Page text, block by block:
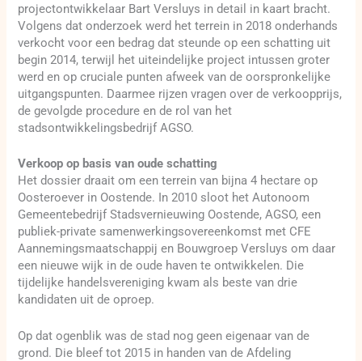
projectontwikkelaar Bart Versluys in detail in kaart bracht.
Volgens dat onderzoek werd het terrein in 2018 onderhands
verkocht voor een bedrag dat steunde op een schatting uit
begin 2014, terwijl het uiteindelijke project intussen groter
werd en op cruciale punten afweek van de oorspronkelijke
uitgangspunten. Daarmee rijzen vragen over de verkoopprijs,
de gevolgde procedure en de rol van het
stadsontwikkelingsbedrijf AGSO.
Verkoop op basis van oude schatting
Het dossier draait om een terrein van bijna 4 hectare op
Oosteroever in Oostende. In 2010 sloot het Autonoom
Gemeentebedrijf Stadsvernieuwing Oostende, AGSO, een
publiek-private samenwerkingsovereenkomst met CFE
Aannemingsmaatschappij en Bouwgroep Versluys om daar
een nieuwe wijk in de oude haven te ontwikkelen. Die
tijdelijke handelsvereniging kwam als beste van drie
kandidaten uit de oproep.
Op dat ogenblik was de stad nog geen eigenaar van de
grond. Die bleef tot 2015 in handen van de Afdeling